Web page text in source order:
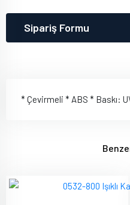
Sipariş Formu
* Çevirmeli * ABS * Baskı: